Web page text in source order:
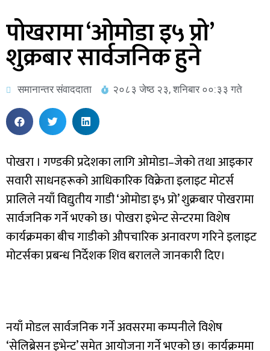
पोखरामा ‘ओमोडा इ५ प्रो’
शुक्रबार सार्वजनिक हुने
समानान्तर संवाददाता २०८३ जेष्ठ २३, शनिबार ००:३३ गते
पोखरा । गण्डकी प्रदेशका लागि ओमोडा–जेको तथा आइकार
सवारी साधनहरूको आधिकारिक विक्रेता इलाइट मोटर्स
प्रालिले नयाँ विद्युतीय गाडी ‘ओमोडा इ५ प्रो’ शुक्रबार पोखरामा
सार्वजनिक गर्ने भएको छ। पोखरा इभेन्ट सेन्टरमा विशेष
कार्यक्रमका बीच गाडीको औपचारिक अनावरण गरिने इलाइट
मोटर्सका प्रबन्ध निर्देशक शिव बरालले जानकारी दिए।
नयाँ मोडल सार्वजनिक गर्ने अवसरमा कम्पनीले विशेष
‘सेलिब्रेसन इभेन्ट’ समेत आयोजना गर्ने भएको छ। कार्यक्रममा